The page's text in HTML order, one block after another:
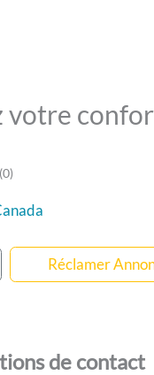
votre
0
Réclamer
de contact